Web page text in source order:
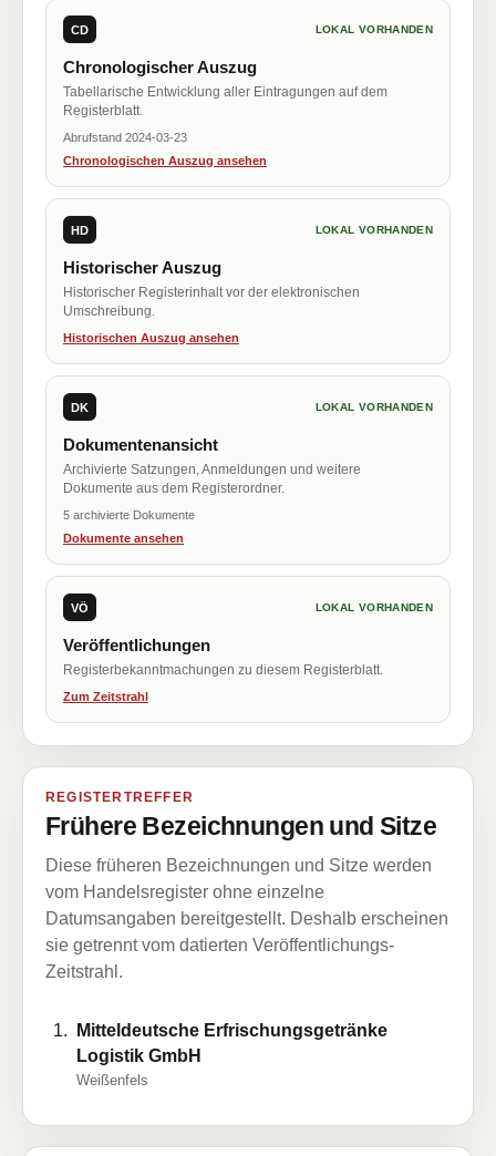
CD LOKAL VORHANDEN
Chronologischer Auszug
Tabellarische Entwicklung aller Eintragungen auf dem
Registerblatt.
Abrufstand 2024-03-23
Chronologischen Auszug ansehen
HD LOKAL VORHANDEN
Historischer Auszug
Historischer Registerinhalt vor der elektronischen
Umschreibung.
Historischen Auszug ansehen
DK LOKAL VORHANDEN
Dokumentenansicht
Archivierte Satzungen, Anmeldungen und weitere
Dokumente aus dem Registerordner.
5 archivierte Dokumente
Dokumente ansehen
VÖ LOKAL VORHANDEN
Veröffentlichungen
Registerbekanntmachungen zu diesem Registerblatt.
Zum Zeitstrahl
REGISTERTREFFER
Frühere Bezeichnungen und Sitze
Diese früheren Bezeichnungen und Sitze werden
vom Handelsregister ohne einzelne
Datumsangaben bereitgestellt. Deshalb erscheinen
sie getrennt vom datierten Veröffentlichungs-
Zeitstrahl.
Mitteldeutsche Erfrischungsgetränke
Logistik GmbH
Weißenfels